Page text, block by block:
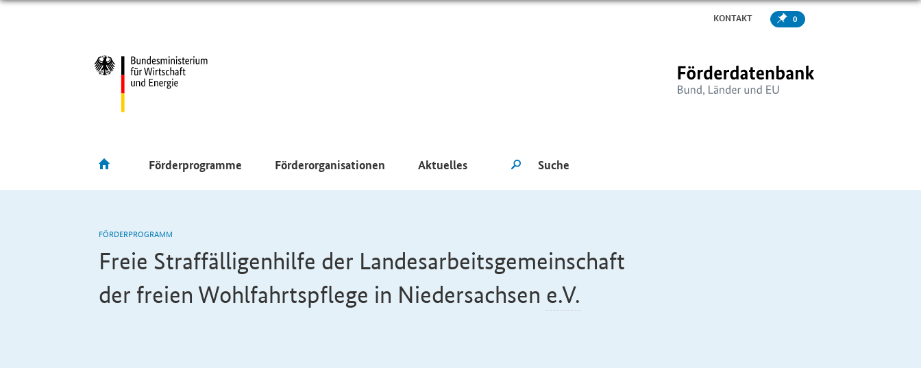
KONTAKT 0
Förderprogramme Förderorganisationen Aktuelles
FÖRDERPROGRAMM
Freie Straffälligenhilfe der Landesarbeitsgemeinschaft
der freien Wohlfahrtspflege in Niedersachsen e.V.